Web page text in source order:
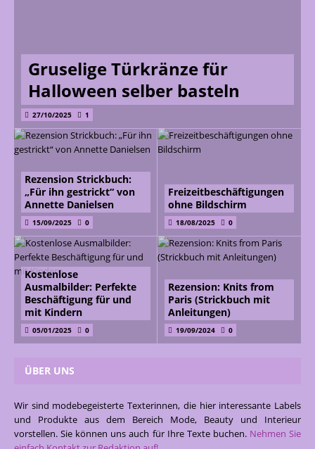
Gruselige Türkränze für
Halloween selber basteln
27/10/2025 1
Rezension Strickbuch:
„Für ihn gestrickt“ von
Annette Danielsen
15/09/2025 0
Freizeitbeschäftigungen
ohne Bildschirm
18/08/2025 0
Kostenlose
Ausmalbilder: Perfekte
Beschäftigung für und
mit Kindern
05/01/2025 0
Rezension: Knits from
Paris (Strickbuch mit
Anleitungen)
19/09/2024 0
ÜBER UNS
Wir sind modebegeisterte Texterinnen, die hier interessante Labels
und Produkte aus dem Bereich Mode, Beauty und Interieur
vorstellen. Sie können uns auch für Ihre Texte buchen. Nehmen Sie